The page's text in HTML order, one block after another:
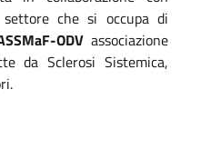
che si occupa di
ODVassociazione
da Sclerosi Sistemica,